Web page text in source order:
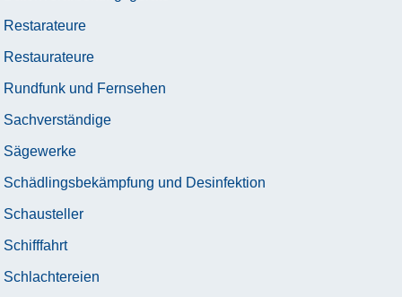
Restarateure
Restaurateure
Rundfunk und Fernsehen
Sachverständige
Sägewerke
Schädlingsbekämpfung und Desinfektion
Schausteller
Schifffahrt
Schlachtereien